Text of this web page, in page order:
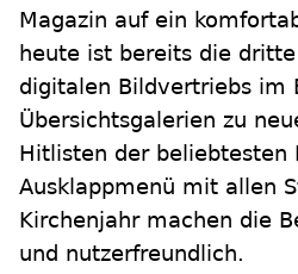
Magazin auf ein
heute ist bereits die
digitalen Bildvertriebs im
Übersichtsgalerien zu
Hitlisten der beliebtesten
Ausklappmenü mit allen
Kirchenjahr machen die
und nutzerfreundlich.